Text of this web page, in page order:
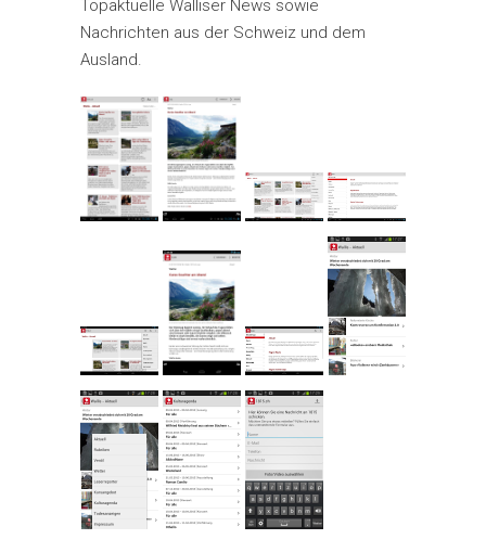
Topaktuelle Walliser News sowie
Nachrichten aus der Schweiz und dem
Ausland.